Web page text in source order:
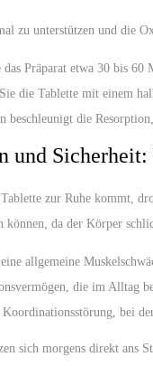
zu unterstützen und die
das Präparat etwa 30 bis
die Tablette mit einem
beschleunigt die
und
zur Ruhe kommt,
da der Körper
allgemeine
die im Alltag
Koordinationsstörung, bei
sich morgens direkt ans